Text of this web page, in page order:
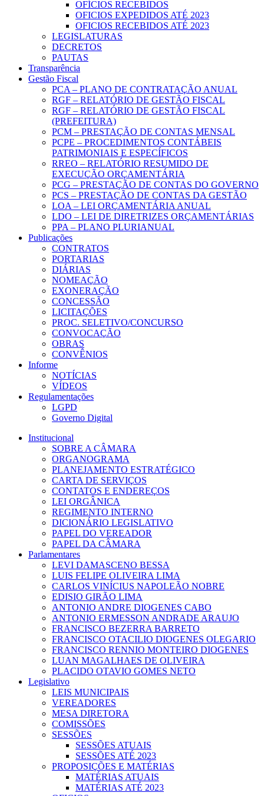
OFÍCIOS RECEBIDOS
OFICIOS EXPEDIDOS ATÉ 2023
OFICIOS RECEBIDOS ATÉ 2023
LEGISLATURAS
DECRETOS
PAUTAS
Transparência
Gestão Fiscal
PCA – PLANO DE CONTRATAÇÃO ANUAL
RGF – RELATÓRIO DE GESTÃO FISCAL
RGF – RELATÓRIO DE GESTÃO FISCAL
(PREFEITURA)
PCM – PRESTAÇÃO DE CONTAS MENSAL
PCPE – PROCEDIMENTOS CONTÁBEIS
PATRIMONIAIS E ESPECÍFICOS
RREO – RELATÓRIO RESUMIDO DE
EXECUÇÃO ORÇAMENTÁRIA
PCG – PRESTAÇÃO DE CONTAS DO GOVERNO
PCS – PRESTAÇÃO DE CONTAS DA GESTÃO
LOA – LEI ORÇAMENTÁRIA ANUAL
LDO – LEI DE DIRETRIZES ORÇAMENTÁRIAS
PPA – PLANO PLURIANUAL
Publicações
CONTRATOS
PORTARIAS
DIÁRIAS
NOMEAÇÃO
EXONERAÇÃO
CONCESSÃO
LICITAÇÕES
PROC. SELETIVO/CONCURSO
CONVOCAÇÃO
OBRAS
CONVÊNIOS
Informe
NOTÍCIAS
VÍDEOS
Regulamentações
LGPD
Governo Digital
Institucional
SOBRE A CÂMARA
ORGANOGRAMA
PLANEJAMENTO ESTRATÉGICO
CARTA DE SERVIÇOS
CONTATOS E ENDEREÇOS
LEI ORGÂNICA
REGIMENTO INTERNO
DICIONÁRIO LEGISLATIVO
PAPEL DO VEREADOR
PAPEL DA CÂMARA
Parlamentares
LEVI DAMASCENO BESSA
LUIS FELIPE OLIVEIRA LIMA
CARLOS VINÍCIUS NAPOLEÃO NOBRE
EDISIO GIRÃO LIMA
ANTONIO ANDRE DIOGENES CABO
ANTONIO ERMESSON ANDRADE ARAUJO
FRANCISCO BEZERRA BARRETO
FRANCISCO OTACILIO DIOGENES OLEGARIO
FRANCISCO RENNIO MONTEIRO DIOGENES
LUAN MAGALHAES DE OLIVEIRA
PLACIDO OTAVIO GOMES NETO
Legislativo
LEIS MUNICIPAIS
VEREADORES
MESA DIRETORA
COMISSÕES
SESSÕES
SESSÕES ATUAIS
SESSÕES ATÉ 2023
PROPOSIÇÕES E MATÉRIAS
MATÉRIAS ATUAIS
MATÉRIAS ATÉ 2023